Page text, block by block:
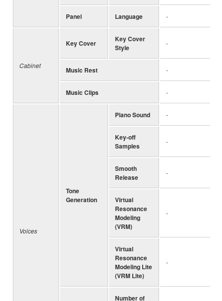
Panel Language -
Cabinet
Key Cover
Key Cover
Style
-
Music Rest -
Music Clips -
Voices
Tone
Generation
Piano Sound -
Key-off
Samples
-
Smooth
Release
-
Virtual
Resonance
Modeling
(VRM)
-
Virtual
Resonance
Modeling Lite
(VRM Lite)
-
Number of